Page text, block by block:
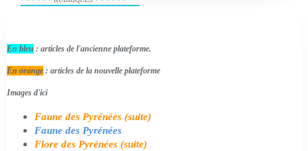
En bleu : articles de l'ancienne plateforme.
En orange : articles de la nouvelle plateforme
Images d'ici
Faune des Pyrénées (suite)
Faune des Pyrénées
Flore des Pyrénées (suite)